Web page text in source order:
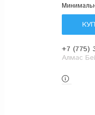
+7 (775)
Алмас